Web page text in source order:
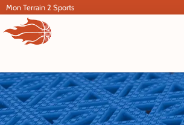
Aller
contenu
Mon Terrain 2 Sports